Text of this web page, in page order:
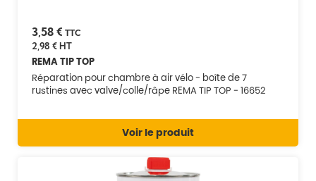
3,58 € TTC
2,98 €HT
REMA TIP TOP
Réparation pour chambre à air vélo - boîte de 7
rustines avec valve/colle/râpe REMA TIP TOP - 16652
Voir le produit